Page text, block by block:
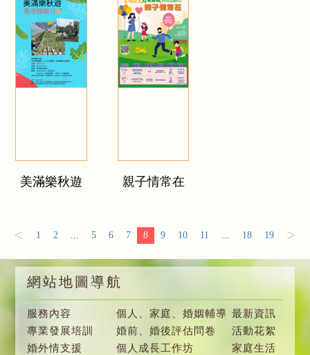
美滿樂秋遊 親子情常在
< 1 2 ... 5 6 7 8 9 10 11 ... 18 19 >
網站地圖導航
服務內容 個人、家庭、婚姻輔導 最新資訊
專業發展培訓
婚前、婚後評估問卷
活動花絮
婚外情支援
個人成長工作坊
家庭生活